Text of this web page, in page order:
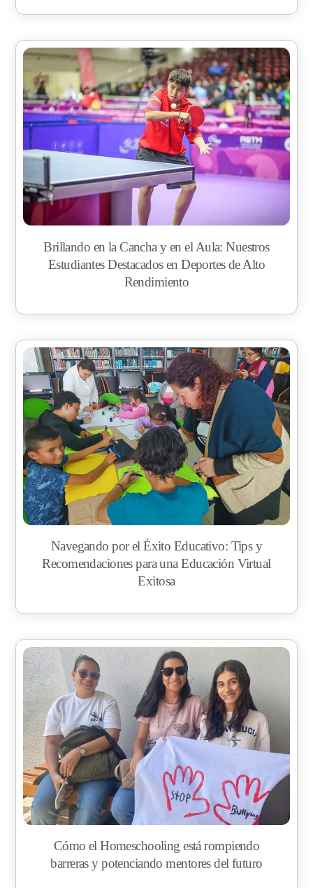
Brillando en la Cancha y en el Aula: Nuestros
Estudiantes Destacados en Deportes de Alto
Rendimiento
Navegando por el Éxito Educativo: Tips y
Recomendaciones para una Educación Virtual
Exitosa
Cómo el Homeschooling está rompiendo
barreras y potenciando mentores del futuro